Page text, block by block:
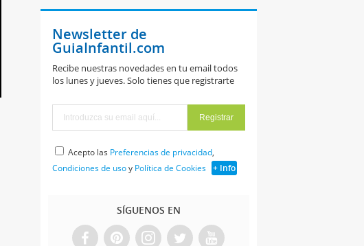
Newsletter de
GuiaInfantil.com
Recibe nuestras novedades en tu email todos
los lunes y jueves. Solo tienes que registrarte
Acepto las Preferencias de privacidad,
Condiciones de usoy Política de Cookies + Info
SÍGUENOS EN